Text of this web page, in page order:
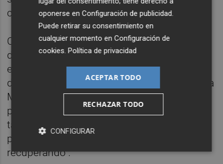
cuenta del valor que tienen.
Como profesora de conservatorio, Aguilar
defiende además la necesidad de introducir
el patrimonio musical local en la formación
de los estudiantes. "Está muy bien estudiar a
Mozart, Beethoven o Brahms porque son
pilares fundamentales de la música, pero
también deberíamos incorporar nuestro
propio patrimonio a medida que se va
recuperando".
oponerse enConfiguración de publicidad
Puede retirar su consentimiento en
cualquier momento enConfiguración de
cookies .Política de privacidad
ACEPTAR TODO
RECHAZAR TODO
CONFIGURAR